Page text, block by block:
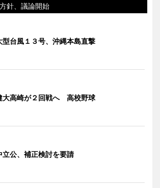
針、議論開始
型台風１３号、沖縄本島直撃
大高崎が２回戦へ 高校野球
立公、補正検討を要請